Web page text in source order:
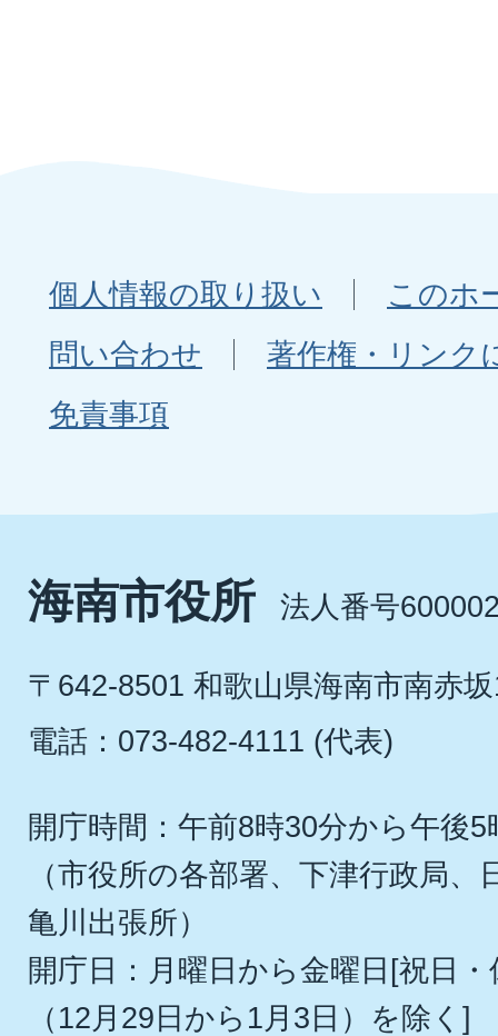
個人情報の取り扱い
このホ
問い合わせ
著作権・リンク
免責事項
海南市役所 法人番号
〒642-8501 和歌山県海南市南赤
電話：073-482-4111 (代表)
開庁時間：午前8時30分から午後5
（市役所の各部署、下津行政局
亀川出張所）
開庁日：月曜日から金曜日[祝日
（12月29日から1月3日）を除く]